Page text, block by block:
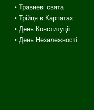
• Травневі свята
•Трійця в Карпатах
• День Конституції
• День Незалежності